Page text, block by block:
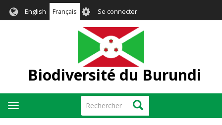
English Français User
account
menu
Se connecter
Biodiversité du Burundi
Rechercher Rechercher
Toggle
navigation